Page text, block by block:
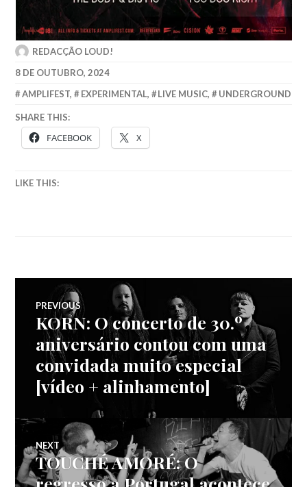
REDACÇÃO LOUD!
8 DE OUTUBRO, 2024
AMPLIFEST, EXPERIMENTAL, LIVE MUSIC, UNDERGROUND
SHARE THIS:
FACEBOOK X
LIKE THIS:
Navegação
de
artigos
PREVIOUS
Previous
post:
KORN: O concerto de 30.º
aniversário contou com uma
convidada muito especial
[vídeo + alinhamento]
NEXT
Next
post:
TOUCHÉ AMORÉ: O